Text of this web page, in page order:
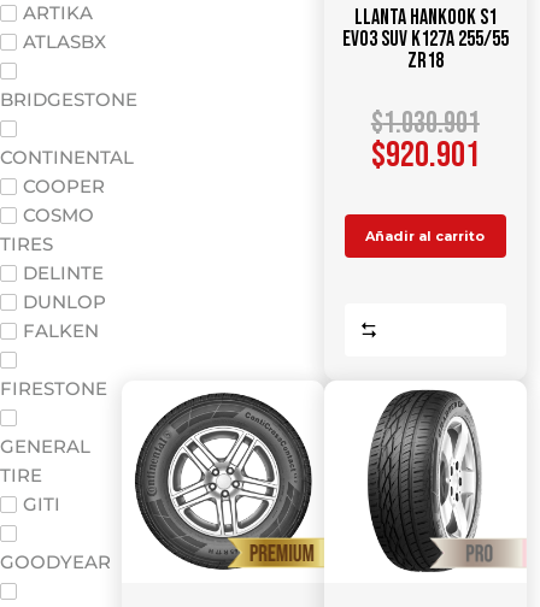
ARTIKA
ATLASBX
BRIDGESTONE
CONTINENTAL
COOPER
COSMO
TIRES
DELINTE
DUNLOP
FALKEN
FIRESTONE
GENERAL
TIRE
GITI
GOODYEAR
Llanta HANKOOK S1
Evo3 SUV K127A 255/55
ZR18
$1.030.901
$920.901
Añadir al carrito